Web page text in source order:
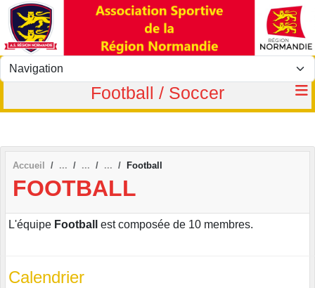
Football / Soccer
Accueil Football
FOOTBALL
L'équipe Football est composée de 10 membres.
Calendrier
Panneau de gestion des cookies